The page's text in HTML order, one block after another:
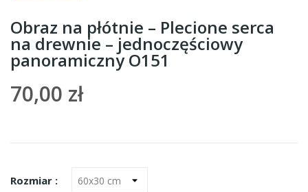
Obraz na płótnie – Plecione serca
na drewnie – jednoczęściowy
panoramiczny O151
70,00 zł
Rozmiar :